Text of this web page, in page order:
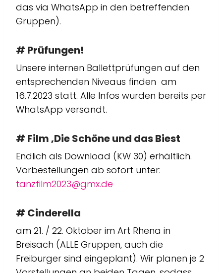
das via WhatsApp in den betreffenden
Gruppen).
# Prüfungen!
Unsere internen Ballettprüfungen auf den
entsprechenden Niveaus finden am
16.7.2023 statt. Alle Infos wurden bereits per
WhatsApp versandt.
# Film ‚Die Schöne und das Biest
Endlich als Download (KW 30) erhältlich.
Vorbestellungen ab sofort unter:
tanzfilm2023@gmx.de
# Cinderella
am 21. / 22. Oktober im Art Rhena in
Breisach (ALLE Gruppen, auch die
Freiburger sind eingeplant). Wir planen je 2